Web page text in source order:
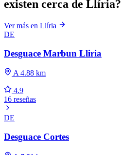
existen cerca de Llíria?
Ver más en Llíria
DE
Desguace Marbun Lliria
A 4.88 km
4.9
16 reseñas
DE
Desguace Cortes